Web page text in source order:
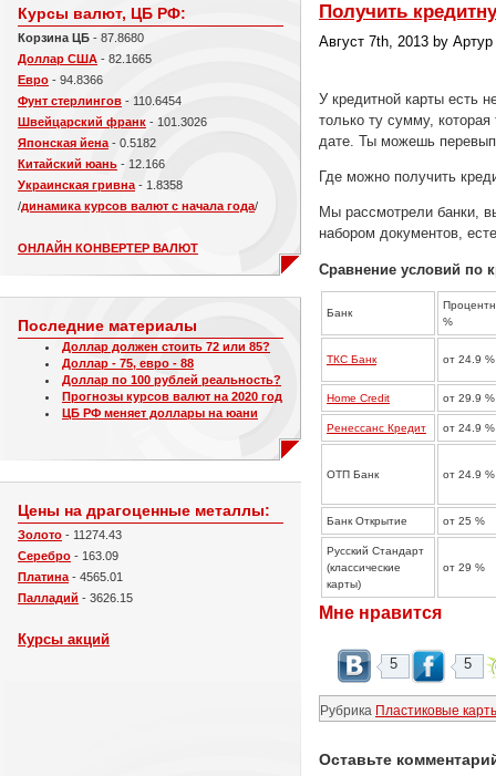
Курсы валют, ЦБ РФ:
Корзина ЦБ - 87.8680
Доллар США - 82.1665
Евро - 94.8366
Фунт стерлингов - 110.6454
Швейцарский франк - 101.3026
Японская йена - 0.5182
Китайский юань - 12.166
Украинская гривна - 1.8358
/динамика курсов валют с начала года/
ОНЛАЙН КОНВЕРТЕР ВАЛЮТ
Последние материалы
Доллар должен стоить 72 или 85?
Доллар - 75, евро - 88
Доллар по 100 рублей реальность?
Прогнозы курсов валют на 2020 год
ЦБ РФ меняет доллары на юани
Цены на драгоценные металлы:
Золото - 11274.43
Серебро - 163.09
Платина - 4565.01
Палладий - 3626.15
Курсы акций
Получить
Август 7th, 2013 by
У кредитной карты есть
только ту сумму,
дате. Ты можешь
Где можно получить
Мы рассмотрели банки,
набором документов,
Сравнение условий по
Банк
%
ТКС Банк от 24.9 %
Home Credit от 29.9 %
Ренессанс Кредит от 24.9 %
ОТП Банк от 24.9 %
Банк Открытие от 25 %
Русский Стандарт
(классические
карты)
от 29 %
Мне нравится
5 5
Рубрика Пластиковые
Оставьте